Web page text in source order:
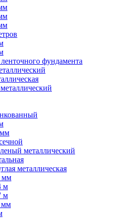
ленточного фундамента
металлический
металлическая
мм
м
м
мм